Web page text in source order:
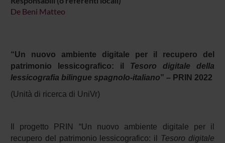
De Beni Matteo
“Un nuovo ambiente digitale per il recupero del
patrimonio lessicografico: il Tesoro digitale della
lessicografia bilingue spagnolo-italiano” – PRIN 2022
(Unità di ricerca di UniVr)
Il progetto PRIN “Un nuovo ambiente digitale per il
recupero del patrimonio lessicografico: il Tesoro digitale